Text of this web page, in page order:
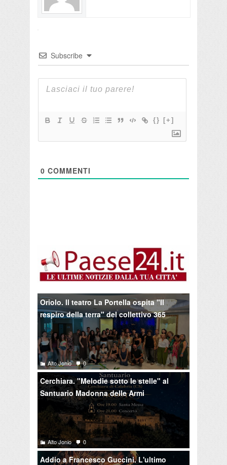
Subscribe
{} [+]
0 COMMENTI
Oriolo. Il teatro La Portella ospita "Il
respiro della terra" del collettivo 365
Alto Jonio 0
Cerchiara. "Melodie sotto le stelle" al
Santuario Madonna delle Armi
Alto Jonio 0
Addio a Francesco Guccini. L'ultimo